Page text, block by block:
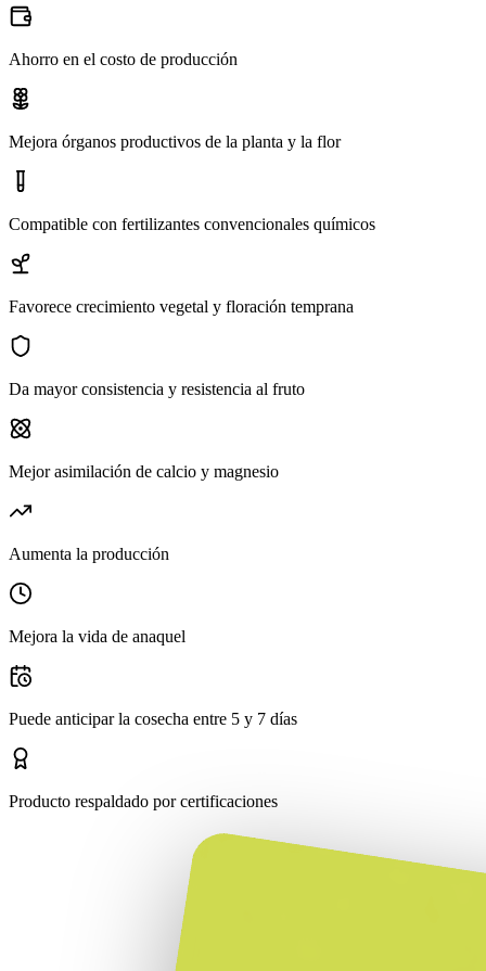
Ahorro en el costo de producción
Mejora órganos productivos de la planta y la flor
Compatible con fertilizantes convencionales químicos
Favorece crecimiento vegetal y floración temprana
Da mayor consistencia y resistencia al fruto
Mejor asimilación de calcio y magnesio
Aumenta la producción
Mejora la vida de anaquel
Puede anticipar la cosecha entre 5 y 7 días
Producto respaldado por certificaciones